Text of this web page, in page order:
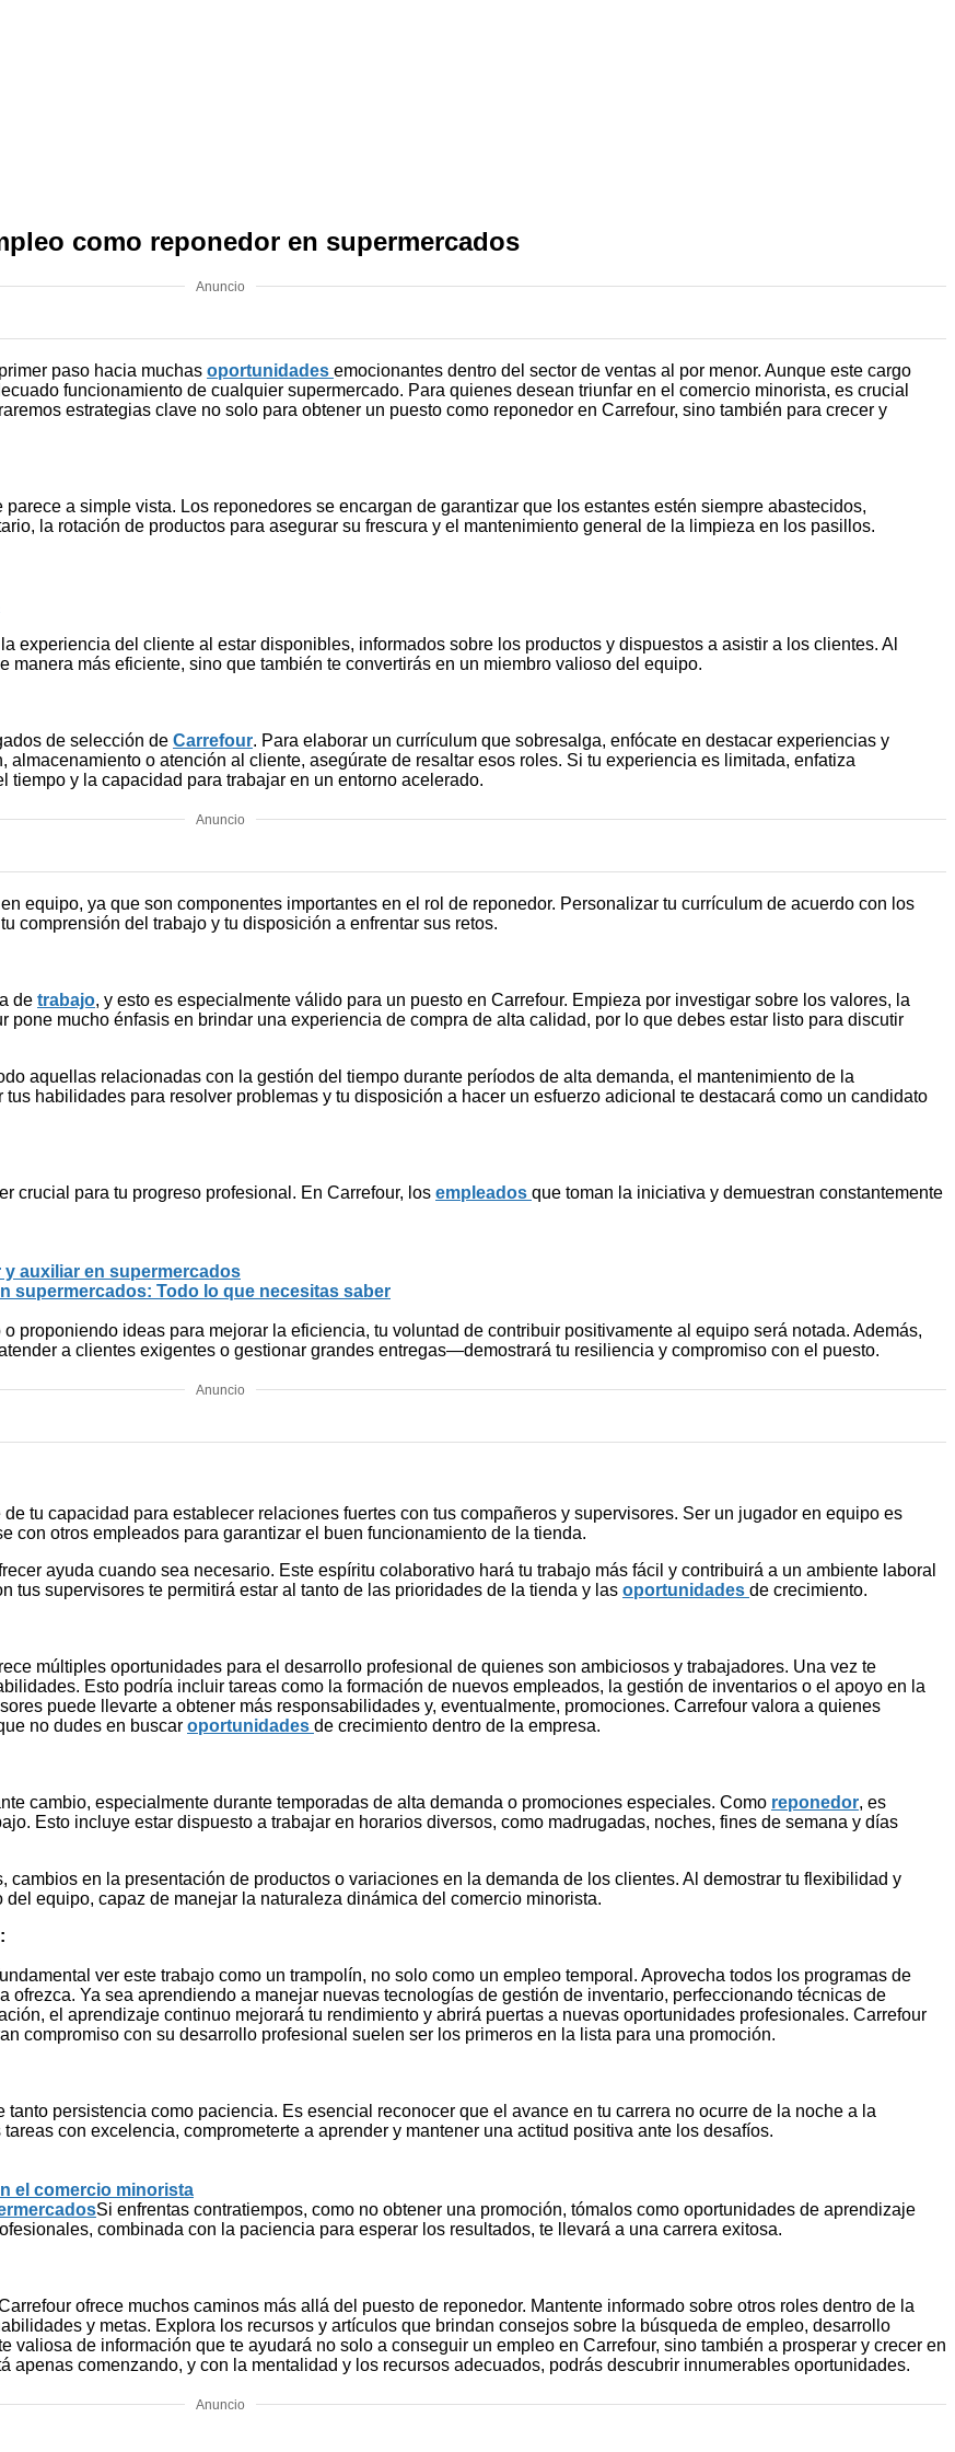
como reponedor en supermercados
Anuncio
paso hacia muchas oportunidades emocionantes dentro del sector de ventas al por menor. Aunque este cargo
funcionamiento de cualquier supermercado. Para quienes desean triunfar en el comercio minorista, es crucial
estrategias clave no solo para obtener un puesto como reponedor en Carrefour, sino también para crecer y
a simple vista. Los reponedores se encargan de garantizar que los estantes estén siempre abastecidos,
la rotación de productos para asegurar su frescura y el mantenimiento general de la limpieza en los pasillos.
experiencia del cliente al estar disponibles, informados sobre los productos y dispuestos a asistir a los clientes. Al
más eficiente, sino que también te convertirás en un miembro valioso del equipo.
de selección de Carrefour. Para elaborar un currículum que sobresalga, enfócate en destacar experiencias y
o atención al cliente, asegúrate de resaltar esos roles. Si tu experiencia es limitada, enfatiza
y la capacidad para trabajar en un entorno acelerado.
Anuncio
equipo, ya que son componentes importantes en el rol de reponedor. Personalizar tu currículum de acuerdo con los
comprensión del trabajo y tu disposición a enfrentar sus retos.
de trabajo, y esto es especialmente válido para un puesto en Carrefour. Empieza por investigar sobre los valores, la
mucho énfasis en brindar una experiencia de compra de alta calidad, por lo que debes estar listo para discutir
aquellas relacionadas con la gestión del tiempo durante períodos de alta demanda, el mantenimiento de la
habilidades para resolver problemas y tu disposición a hacer un esfuerzo adicional te destacará como un candidato
crucial para tu progreso profesional. En Carrefour, los empleados que toman la iniciativa y demuestran constantemente
auxiliar en supermercados
supermercados: Todo lo que necesitas saber
proponiendo ideas para mejorar la eficiencia, tu voluntad de contribuir positivamente al equipo será notada. Además,
a clientes exigentes o gestionar grandes entregas—demostrará tu resiliencia y compromiso con el puesto.
Anuncio
tu capacidad para establecer relaciones fuertes con tus compañeros y supervisores. Ser un jugador en equipo es
con otros empleados para garantizar el buen funcionamiento de la tienda.
ayuda cuando sea necesario. Este espíritu colaborativo hará tu trabajo más fácil y contribuirá a un ambiente laboral
tus supervisores te permitirá estar al tanto de las prioridades de la tienda y las oportunidades de crecimiento.
múltiples oportunidades para el desarrollo profesional de quienes son ambiciosos y trabajadores. Una vez te
Esto podría incluir tareas como la formación de nuevos empleados, la gestión de inventarios o el apoyo en la
puede llevarte a obtener más responsabilidades y, eventualmente, promociones. Carrefour valora a quienes
no dudes en buscar oportunidades de crecimiento dentro de la empresa.
cambio, especialmente durante temporadas de alta demanda o promociones especiales. Como reponedor, es
Esto incluye estar dispuesto a trabajar en horarios diversos, como madrugadas, noches, fines de semana y días
en la presentación de productos o variaciones en la demanda de los clientes. Al demostrar tu flexibilidad y
equipo, capaz de manejar la naturaleza dinámica del comercio minorista.
ver este trabajo como un trampolín, no solo como un empleo temporal. Aprovecha todos los programas de
Ya sea aprendiendo a manejar nuevas tecnologías de gestión de inventario, perfeccionando técnicas de
el aprendizaje continuo mejorará tu rendimiento y abrirá puertas a nuevas oportunidades profesionales. Carrefour
compromiso con su desarrollo profesional suelen ser los primeros en la lista para una promoción.
tanto persistencia como paciencia. Es esencial reconocer que el avance en tu carrera no ocurre de la noche a la
con excelencia, comprometerte a aprender y mantener una actitud positiva ante los desafíos.
el comercio minorista
Si enfrentas contratiempos, como no obtener una promoción, tómalos como oportunidades de aprendizaje
combinada con la paciencia para esperar los resultados, te llevará a una carrera exitosa.
ofrece muchos caminos más allá del puesto de reponedor. Mantente informado sobre otros roles dentro de la
y metas. Explora los recursos y artículos que brindan consejos sobre la búsqueda de empleo, desarrollo
valiosa de información que te ayudará no solo a conseguir un empleo en Carrefour, sino también a prosperar y crecer en
apenas comenzando, y con la mentalidad y los recursos adecuados, podrás descubrir innumerables oportunidades.
Anuncio